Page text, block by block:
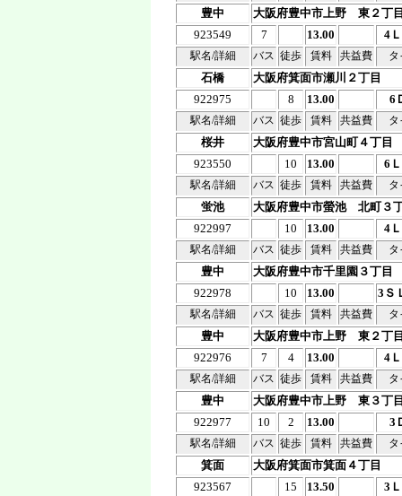
豊中
大阪府豊中市上野 東２丁
923549
7 13.00 4
駅名/詳細 バス 徒歩 賃料 共益費 タ
石橋
大阪府箕面市瀬川２丁目
922975
8 13.00 6
駅名/詳細 バス 徒歩 賃料 共益費 タ
桜井
大阪府豊中市宮山町４丁目
923550
10 13.00 6
駅名/詳細 バス 徒歩 賃料 共益費 タ
蛍池
大阪府豊中市螢池 北町３
922997
10 13.00 4
駅名/詳細 バス 徒歩 賃料 共益費 タ
豊中
大阪府豊中市千里園３丁目
922978
10 13.00 3Ｓ
駅名/詳細 バス 徒歩 賃料 共益費 タ
豊中
大阪府豊中市上野 東２丁
922976
7 4 13.00 4
駅名/詳細 バス 徒歩 賃料 共益費 タ
豊中
大阪府豊中市上野 東３丁
922977
10 2 13.00 3
駅名/詳細 バス 徒歩 賃料 共益費 タ
箕面
大阪府箕面市箕面４丁目
923567
15 13.50 3